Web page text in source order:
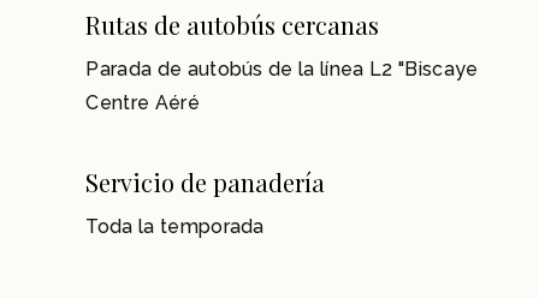
Rutas de autobús cercanas
Parada de autobús de la línea L2 "Biscaye
Centre Aéré
Servicio de panadería
Toda la temporada